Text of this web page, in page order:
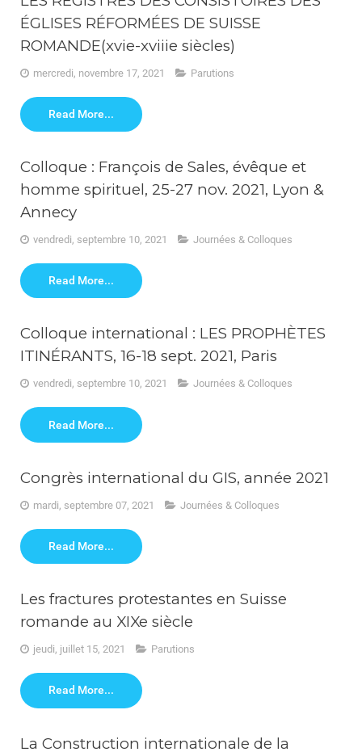
ÉGLISES RÉFORMÉES DE SUISSE
ROMANDE(xvie-xviiie siècles)
mercredi, novembre 17, 2021 Parutions
Read More...
Colloque : François de Sales, évêque et
homme spirituel, 25-27 nov. 2021, Lyon &
Annecy
vendredi, septembre 10, 2021 Journées & Colloques
Read More...
Colloque international : LES PROPHÈTES
ITINÉRANTS, 16-18 sept. 2021, Paris
vendredi, septembre 10, 2021 Journées & Colloques
Read More...
Congrès international du GIS, année 2021
mardi, septembre 07, 2021 Journées & Colloques
Read More...
Les fractures protestantes en Suisse
romande au XIXe siècle
jeudi, juillet 15, 2021 Parutions
Read More...
La Construction internationale de la